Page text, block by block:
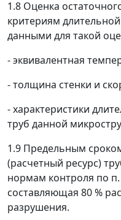
1.8 Оценка
критериям
данными для такой
- эквивалентная
- толщина стенки и
- характеристики
труб данной
1.9 Предельным
(расчетный ресурс)
нормам контроля по п.
составляющая 80 %
разрушения.